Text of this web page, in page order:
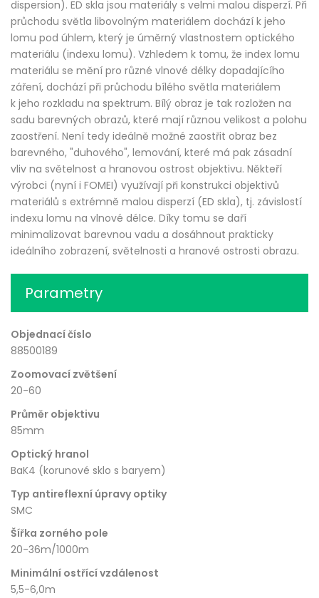
dispersion). ED skla jsou materiály s velmi malou disperzí. Při
průchodu světla libovolným materiálem dochází k jeho
lomu pod úhlem, který je úměrný vlastnostem optického
materiálu (indexu lomu). Vzhledem k tomu, že index lomu
materiálu se mění pro různé vlnové délky dopadajícího
záření, dochází při průchodu bílého světla materiálem
k jeho rozkladu na spektrum. Bílý obraz je tak rozložen na
sadu barevných obrazů, které mají různou velikost a polohu
zaostření. Není tedy ideálně možné zaostřit obraz bez
barevného, "duhového", lemování, které má pak zásadní
vliv na světelnost a hranovou ostrost objektivu. Někteří
výrobci (nyní i FOMEI) využívají při konstrukci objektivů
materiálů s extrémně malou disperzí (ED skla), tj. závislostí
indexu lomu na vlnové délce. Díky tomu se daří
minimalizovat barevnou vadu a dosáhnout prakticky
ideálního zobrazení, světelnosti a hranové ostrosti obrazu.
Parametry
Objednací číslo
88500189
Zoomovací zvětšení
20-60
Průměr objektivu
85mm
Optický hranol
BaK4 (korunové sklo s baryem)
Typ antireflexní úpravy optiky
SMC
Šířka zorného pole
20-36m/1000m
Minimální ostřící vzdálenost
5,5-6,0m